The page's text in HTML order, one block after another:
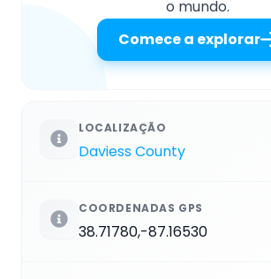
o mundo.
Comece a explorar
LOCALIZAÇÃO
Daviess County
COORDENADAS GPS
38.71780,-87.16530